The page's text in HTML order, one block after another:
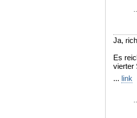
Ja,
Es
vierter
... link